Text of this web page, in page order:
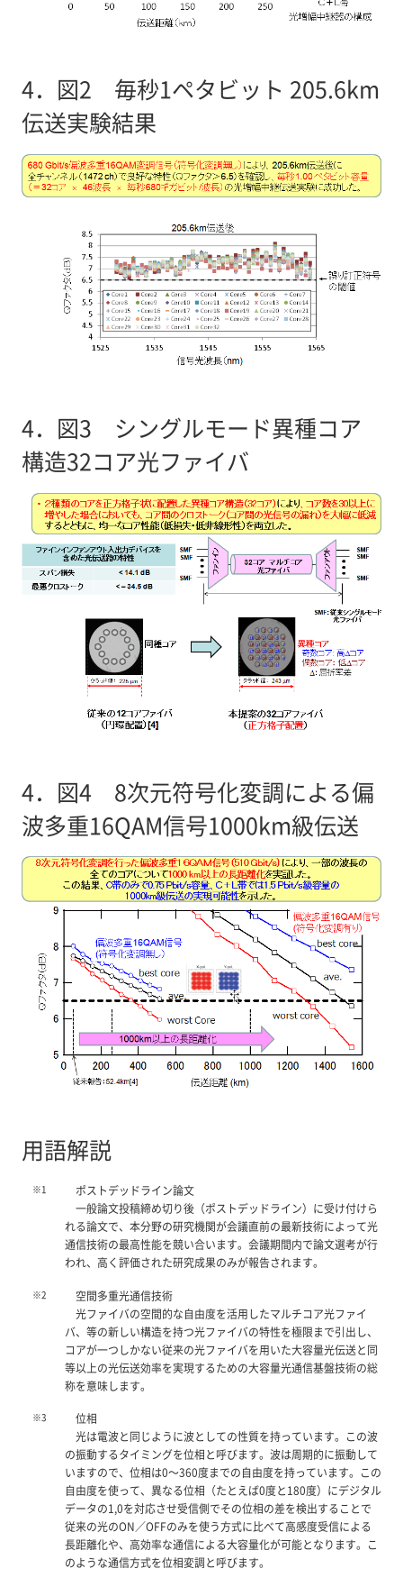
4． 図2 毎秒1ペタビット 205.6km
伝送実験結果
4． 図3 シングルモード異種コア
構造32コア光ファイバ
4． 図4 8次元符号化変調による偏
波多重16QAM信号1000km級伝送
用語解説
※1
ポストデッドライン論文
一般論文投稿締め切り後（ポストデッドライン）に受け付けら
れる論文で、本分野の研究機関が会議直前の最新技術によって光
通信技術の最高性能を競い合います。会議期間内で論文選考が行
われ、高く評価された研究成果のみが報告されます。
※2
空間多重光通信技術
光ファイバの空間的な自由度を活用したマルチコア光ファイ
バ、等の新しい構造を持つ光ファイバの特性を極限まで引出し、
コアが一つしかない従来の光ファイバを用いた大容量光伝送と同
等以上の光伝送効率を実現するための大容量光通信基盤技術の総
称を意味します。
※3
位相
光は電波と同じように波としての性質を持っています。この波
の振動するタイミングを位相と呼びます。波は周期的に振動して
いますので、位相は0～360度までの自由度を持っています。この
自由度を使って、異なる位相（たとえば0度と180度）にデジタル
データの1,0を対応させ受信側でその位相の差を検出することで
従来の光のON／OFFのみを使う方式に比べて高感度受信による
長距離化や、高効率な通信による大容量化が可能となります。こ
のような通信方式を位相変調と呼びます。